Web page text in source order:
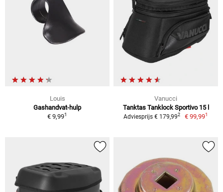
Louis
Gashandvat-hulp
€ 9,991
Vanucci
Tanktas Tanklock Sportivo 15 l
Adviesprijs € 179,992 € 99,991